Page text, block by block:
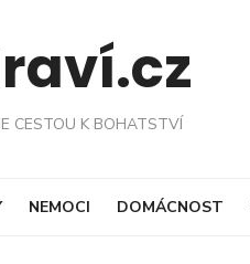
CESTOU K BOHATSTVÍ
NEMOCI DOMÁCNOST